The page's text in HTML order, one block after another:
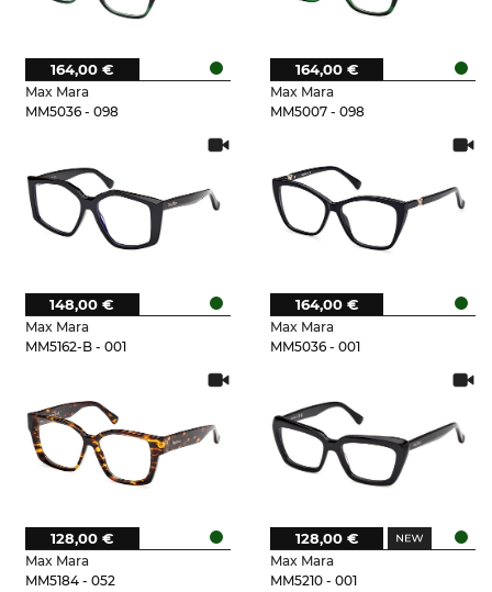
Max Mara
MM5036 - 098
164,00 €
Max Mara
MM5007 - 098
164,00 €
Max Mara
MM5162-B - 001
148,00 €
Max Mara
MM5036 - 001
164,00 €
Max Mara
MM5184 - 052
128,00 €
Max Mara
MM5210 - 001
128,00 €